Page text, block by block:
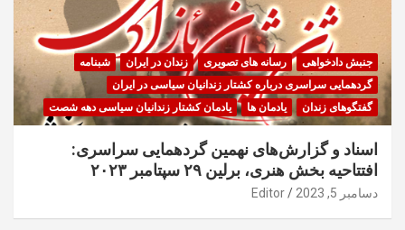
جنبش دادخواهی رسانه های تصویری زندان در ایران
شبنامه
گردهمایی سراسری درباره کشتار زندانیان سیاسی در ایران
گفتگوهای زندان
یادمان ها یادمان کشتار زندانیان سیاسی دهه شصت
اسناد و گزارش‌های نهمین گردهمایی سراسری:
افتتاحیه بخش هنری، برلین ۲۹ سپتامبر ۲۰۲۳
دسامبر 5, 2023 Editor